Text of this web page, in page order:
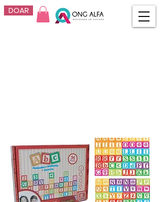
DOAR